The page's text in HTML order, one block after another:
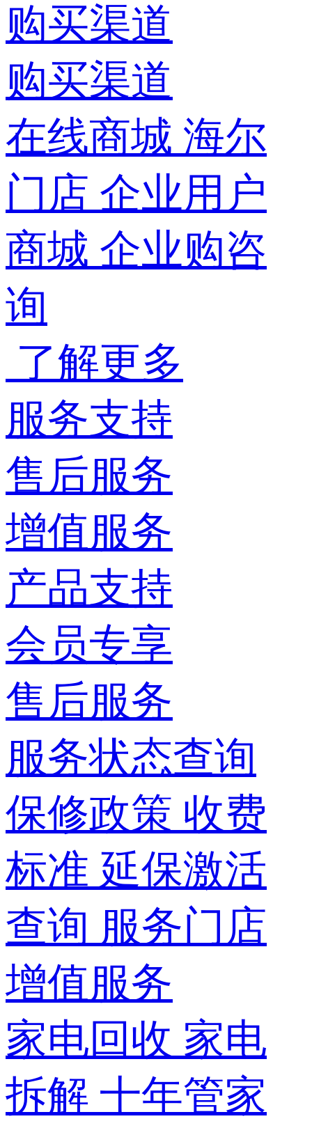
购买渠道
购买渠道
在线商城 海尔
门店 企业用户
商城 企业购咨
询
了解更多
服务支持
售后服务
增值服务
产品支持
会员专享
售后服务
服务状态查询
保修政策 收费
标准 延保激活
查询 服务门店
增值服务
家电回收 家电
拆解 十年管家